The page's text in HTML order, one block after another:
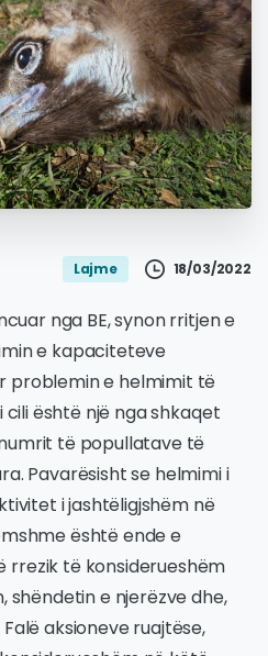
Lajme 18/03/2022
nga BE, synon rritjen e
e kapaciteteve
problemin e helmimit të
cili është një nga shkaqet
të popullatave të
Pavarësisht se helmimi i
i jashtëligjshëm në
është ende e
rrezik të konsiderueshëm
shëndetin e njerëzve dhe,
aksioneve ruajtëse,